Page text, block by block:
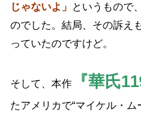
じゃないよ」 というもので
のでした。結局、その訴え
っていたのですけど。
そして、本作 『華氏
たアメリカで“マイケル・ム